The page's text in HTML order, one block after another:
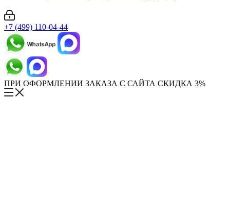
+7 (499) 110-04-44
ПРИ ОФОРМЛЕНИИ ЗАКАЗА С САЙТА СКИДКА 3%